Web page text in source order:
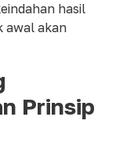
hasil
awal akan
Prinsip